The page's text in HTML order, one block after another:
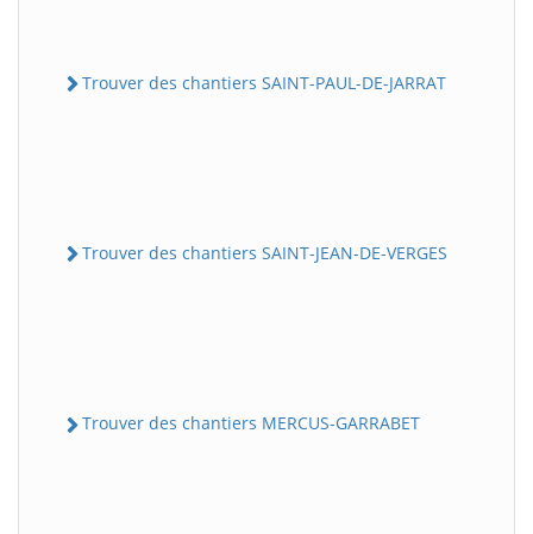
Trouver des chantiers SAINT-PAUL-DE-JARRAT
Trouver des chantiers SAINT-JEAN-DE-VERGES
Trouver des chantiers MERCUS-GARRABET